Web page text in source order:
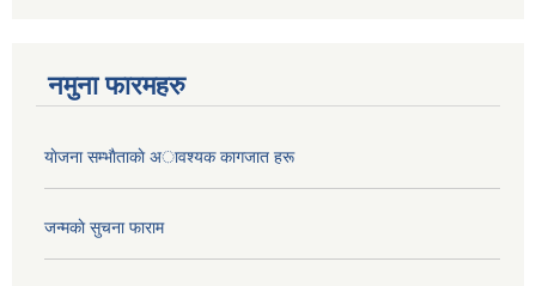
नमुना फारमहरु
याेजना सम्भाैताकाे अावश्यक कागजात हरू
जन्मकाे सुचना फाराम